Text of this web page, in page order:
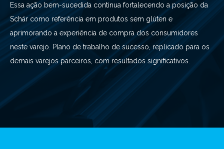
Essa ação bem-sucedida continua fortalecendo a posição da
Schär como referência em produtos sem glúten e
aprimorando a experiência de compra dos consumidores
neste varejo. Plano de trabalho de sucesso, replicado para os
demais varejos parceiros, com resultados significativos.